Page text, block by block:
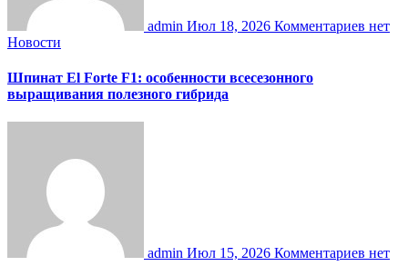
admin Июл 18, 2026 Комментариев нет
Новости
Шпинат El Forte F1: особенности всесезонного
выращивания полезного гибрида
admin Июл 15, 2026 Комментариев нет